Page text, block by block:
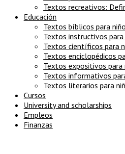
Textos recreativos:
Educación
Textos bíblicos para
Textos instructivos
Textos científicos para
Textos enciclopédicos
Textos expositivos para
Textos informativos
Textos literarios para
Cursos
University and scholarships
Empleos
Finanzas